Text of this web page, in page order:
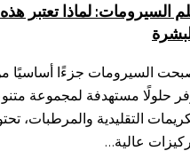
السيرومات: لماذا تعتبر هذه
السيرومات جزءًا أساسيًا من
حلولًا مستهدفة لمجموعة
التقليدية
عالية…